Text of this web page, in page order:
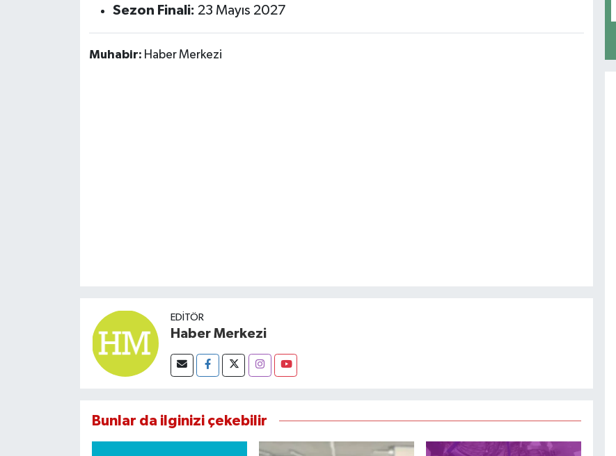
Sezon Finali: 23 Mayıs 2027
Muhabir: Haber Merkezi
EDITÖR
Haber Merkezi
Bunlar da ilginizi çekebilir
VİZYONDAKİLER